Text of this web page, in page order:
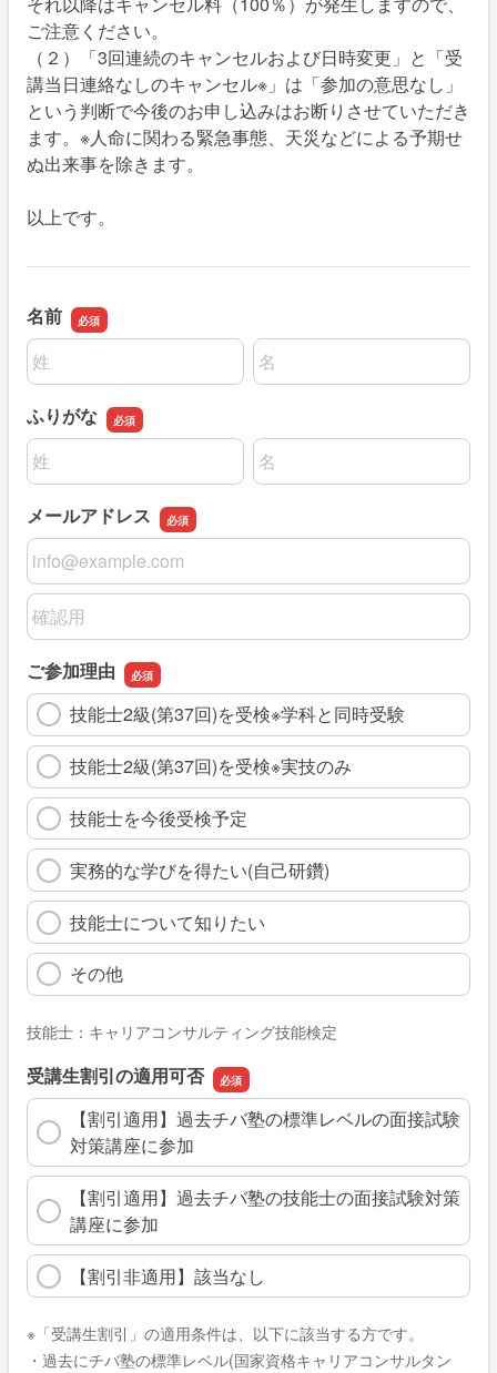
ご注意ください。
（２）「3回連続のキャンセルおよび日時変更」と「受
講当日連絡なしのキャンセル※」は「参加の意思なし」
という判断で今後のお申し込みはお断りさせていただき
ます。※人命に関わる緊急事態、天災などによる予期せ
ぬ出来事を除きます。
以上です。
名前
名前の姓
名前の名
ふりがな
名前の姓
名前の名
メールアドレス
メールアドレス
メールアドレスの確認用
ご参加理由
技能士2級(第37回)を受検※学科と同時受験
技能士2級(第37回)を受検※実技のみ
技能士を今後受検予定
実務的な学びを得たい(自己研鑽)
技能士について知りたい
その他
技能士：キャリアコンサルティング技能検定
受講生割引の適用可否
【割引適用】過去チバ塾の標準レベルの面接試験
対策講座に参加
【割引適用】過去チバ塾の技能士の面接試験対策
講座に参加
【割引非適用】該当なし
※「受講生割引」の適用条件は、以下に該当する方です。
・過去にチバ塾の標準レベル(国家資格キャリアコンサルタン